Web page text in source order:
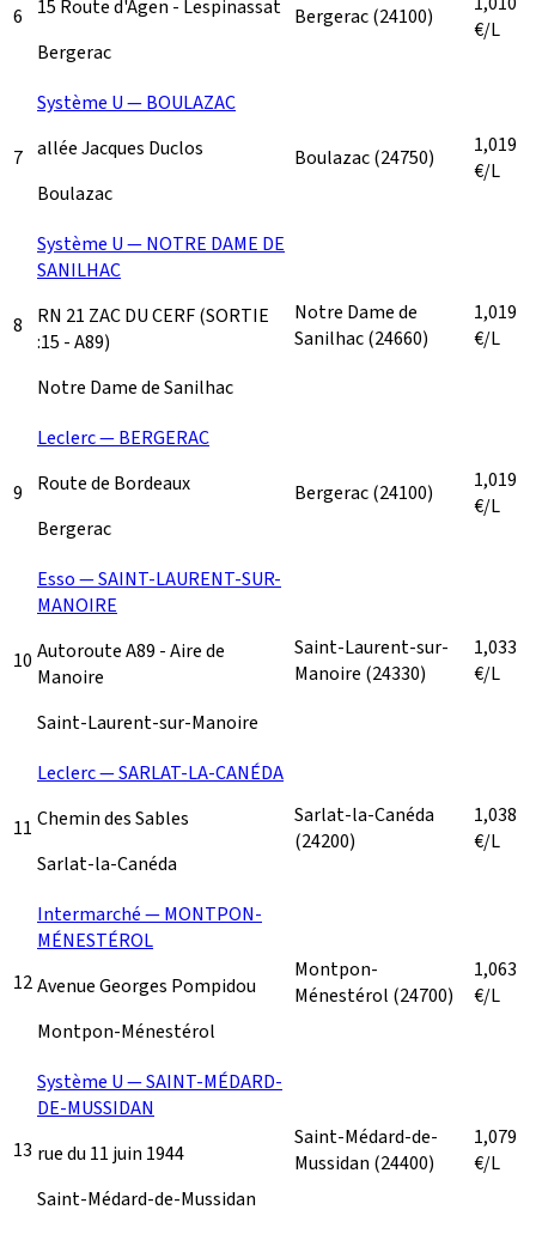
6
15 Route d'Agen - Lespinassat
Bergerac
Bergerac(24100)
€/L
7
Système U — BOULAZAC
allée Jacques Duclos
Boulazac
Boulazac(24750)
1,019
€/L
8
Système U — NOTRE DAME DE
SANILHAC
RN 21 ZAC DU CERF (SORTIE
:15 - A89)
Notre Dame de Sanilhac
Notre Dame de
Sanilhac(24660)
1,019
€/L
9
Leclerc — BERGERAC
Route de Bordeaux
Bergerac
Bergerac(24100)
1,019
€/L
10
Esso — SAINT-LAURENT-SUR-
MANOIRE
Autoroute A89 - Aire de
Manoire
Saint-Laurent-sur-Manoire
Saint-Laurent-sur-
Manoire (24330)
1,033
€/L
11
Leclerc — SARLAT-LA-CANÉDA
Chemin des Sables
Sarlat-la-Canéda
Sarlat-la-Canéda
(24200)
1,038
€/L
12
Intermarché — MONTPON-
MÉNESTÉROL
Avenue Georges Pompidou
Montpon-Ménestérol
Montpon-
Ménestérol (24700)
1,063
€/L
13
Système U — SAINT-MÉDARD-
DE-MUSSIDAN
rue du 11 juin 1944
Saint-Médard-de-Mussidan
Saint-Médard-de-
Mussidan (24400)
1,079
€/L